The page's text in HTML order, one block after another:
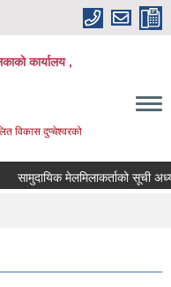
कार्यालय ,
विकास दुप्चेश्वरको
मेलमिलाकर्ताको सूची